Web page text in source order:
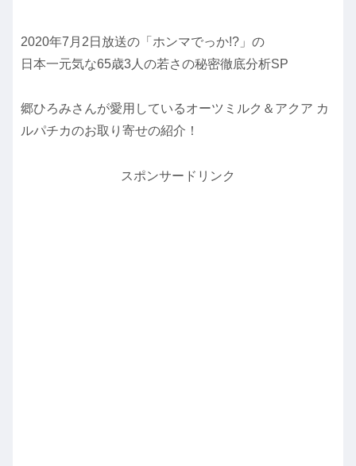
2020年7月2日放送の「ホンマでっか!?」の
日本一元気な65歳3人の若さの秘密徹底分析SP
郷ひろみさんが愛用しているオーツミルク＆アクア カ
ルパチカのお取り寄せの紹介！
スポンサードリンク